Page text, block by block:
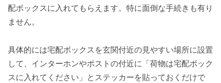
配ボックスに入れてもらえます。特に面倒な手続きも有り
ません。
具体的には宅配ボックスを玄関付近の見やすい場所に設置
して、インターホンやポストの付近に「荷物は宅配ボック
スに入れてください」とステッカーを貼っておくだけで